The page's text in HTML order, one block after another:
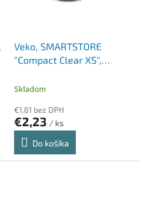
Veko, SMARTSTORE
"Compact Clear XS",
Skladom
€1,81 bez DPH
€2,23 / ks
Do košíka